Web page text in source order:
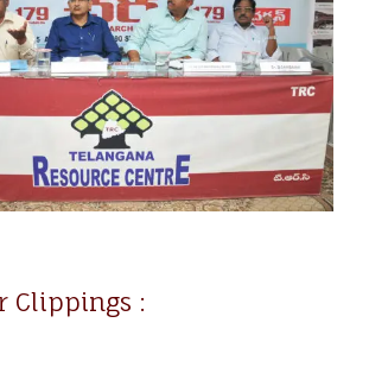
Clippings :